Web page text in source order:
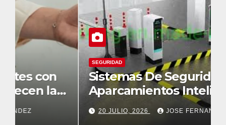
Sistemas De Seguridad Para
Aparcamientos Inteligentes
JOSE FERNANDEZ